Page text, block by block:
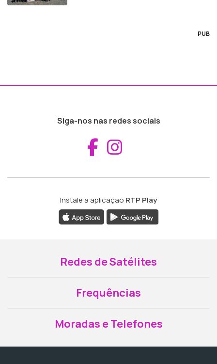
PUB
Siga-nos nas redes sociais
Aceder ao
Instale a aplicação RTP Play
Redes de Satélites
Frequências
Moradas e Telefones